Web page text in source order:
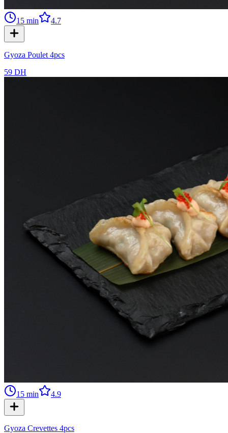
15 min 4.7
Gyoza Poulet 4pcs
59 DH
15 min 4.9
Gyoza Crevettes 4pcs